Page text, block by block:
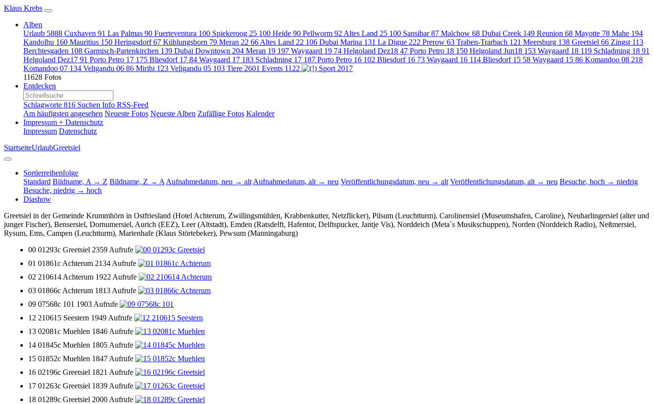
Klaus Krebs
Alben
Urlaub 5888 Cuxhaven 91 Las Palmas 90 Fuerteventura 100 Spiekeroog 25 100 Heide 90 Pellworm 92 Altes Land 25 100 Sansibar87 Malchow 68 Dubai Creek 149 Reunion 68 Mayotte 78 Mahe 194
Kandolhu 160 Mauritius 150 Heringsdorf67 Kühlungsborn 79 Meran 22 66 Altes Land 22 106 Dubai Marina 131 La Digue 222 Prerow 63 Traben-Trarbach 121 Meersburg 138 Greetsiel 66 Zingst 113
Berchtesgaden 108 Garmisch-Partenkirchen 139 Dubai Downtown 204 Meran 19 197 Waygaard 19 74 Helgoland Dez18 47 Porto Petro 18 150 Helgoland Jun18 153 Waygaard 18 119 Schladming 18 91
Helgoland Dez17 91 Porto Petro 17 175 Bliesdorf 17 84 Waygaard 17 183 Schladming 17 187 Porto Petro 16 102 Bliesdorf 16 73 Waygaard 16 114 Bliesdorf 15 58 Waygaard 15 86 Komandoo 08 218
Komandoo 07 134 Veligandu 06 86 Mirihi 123 Veligandu 05 103 Tiere 2601 Events 1122 Sport 2017
11628 Fotos
Entdecken
Schlagworte 816 Suchen Info RSS-Feed
Am häufigsten angesehen Neueste Fotos Neueste Alben Zufällige Fotos Kalender
Impressum + Datenschutz
Impressum Datenschutz
StartseiteUrlaubGreetsiel
Sortierreihenfolge
Standard Bildname, A → Z Bildname, Z → A Aufnahmedatum, neu → alt Aufnahmedatum, alt → neu Veröffentlichungsdatum, neu → alt Veröffentlichungsdatum, alt → neu Besuche, hoch → niedrig
Besuche, niedrig → hoch
Diashow
Greetsiel in der Gemeinde Krummhörn in Ostfriesland (Hotel Achterum, Zwillingsmühlen, Krabbenkutter, Netzflicker), Pilsum (Leuchtturm), Carolinensiel (Museumshafen, Caroline), Neuharlingersiel (alter und
junger Fischer), Bensersiel, Dornumersiel, Aurich (EEZ), Leer (Altstadt), Emden (Ratsdelft, Hafentor, Delftspucker, Jantje Vis), Norddeich (Meta`s Musikschuppen), Norden (Norddeich Radio), Neßmersiel,
Rysum, Ems, Campen (Leuchtturm), Marienhafe (Klaus Störtebeker), Pewsum (Manningaburg)
00 01293c Greetsiel 2359 Aufrufe
01 01861c Achterum 2134 Aufrufe
02 210614 Achterum 1922 Aufrufe
03 01866c Achterum 1813 Aufrufe
09 07568c 101 1903 Aufrufe
12 210615 Seestern 1949 Aufrufe
13 02081c Muehlen 1846 Aufrufe
14 01845c Muehlen 1805 Aufrufe
15 01852c Muehlen 1847 Aufrufe
16 02196c Greetsiel 1821 Aufrufe
17 01263c Greetsiel 1839 Aufrufe
18 01289c Greetsiel 2000 Aufrufe